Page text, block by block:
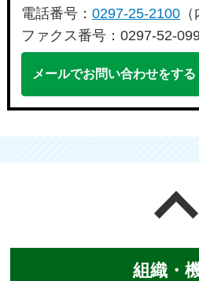
電話番号：0297-25-2100
ファクス番号：0297-52-
メールでお問い合わせをする
組織・